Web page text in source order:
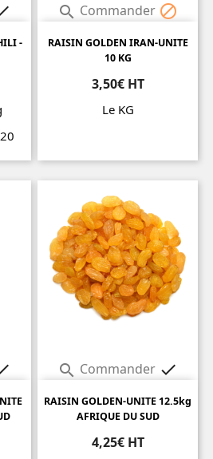
-
 Commander 
RAISIN GOLDEN IRAN-UNITE
10 KG
3,50€ HT
Le KG
 Commander 
RAISIN GOLDEN-UNITE 12.5kg
AFRIQUE DU SUD
4,25€ HT